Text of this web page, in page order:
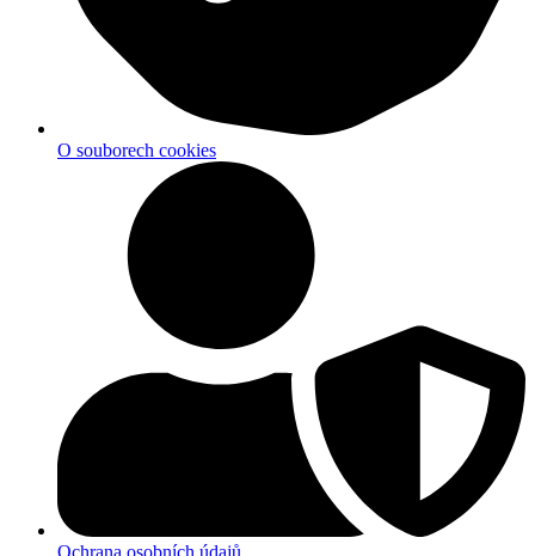
O souborech cookies
Ochrana osobních údajů